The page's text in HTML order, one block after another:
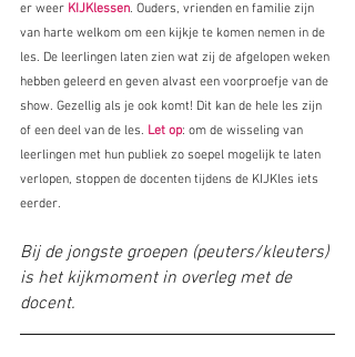
er weer KIJKlessen. Ouders, vrienden en familie zijn
van harte welkom om een kijkje te komen nemen in de
les. De leerlingen laten zien wat zij de afgelopen weken
hebben geleerd en geven alvast een voorproefje van de
show. Gezellig als je ook komt! Dit kan de hele les zijn
of een deel van de les. Let op: om de wisseling van
leerlingen met hun publiek zo soepel mogelijk te laten
verlopen, stoppen de docenten tijdens de KIJKles iets
eerder.
Bij de jongste groepen (peuters/kleuters)
is het kijkmoment in overleg met de
docent.